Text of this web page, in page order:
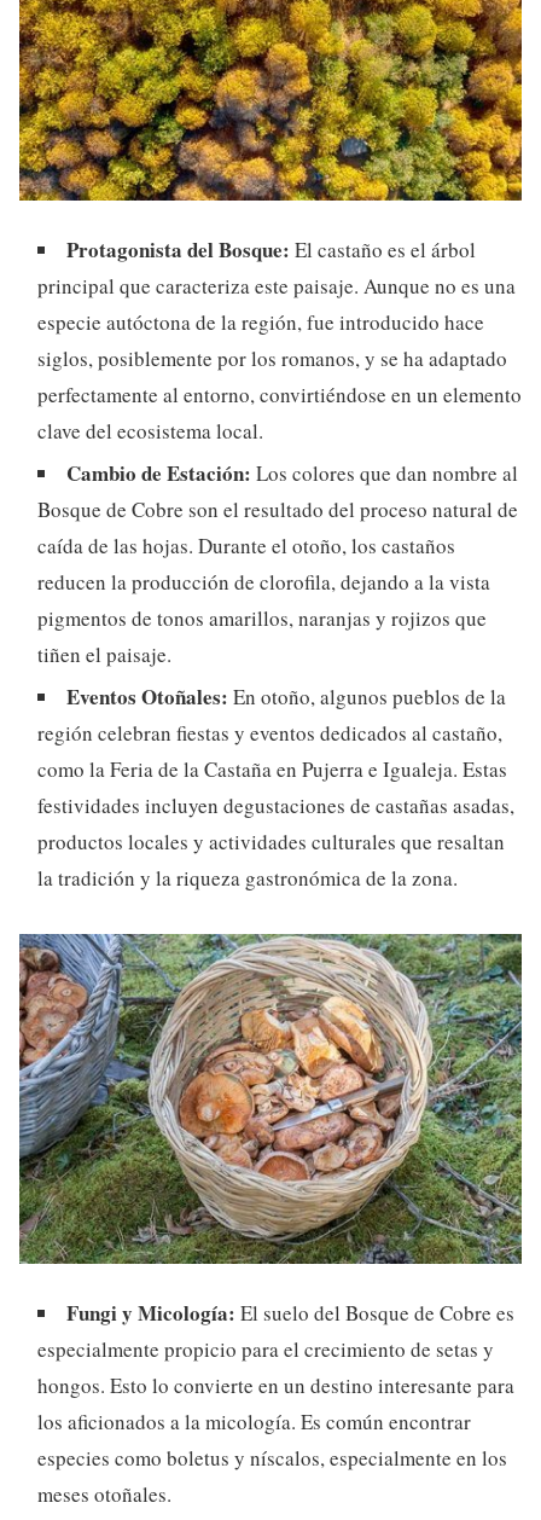
Protagonista del Bosque: El castaño es el árbol
principal que caracteriza este paisaje. Aunque no es una
especie autóctona de la región, fue introducido hace
siglos, posiblemente por los romanos, y se ha adaptado
perfectamente al entorno, convirtiéndose en un elemento
clave del ecosistema local.
Cambio de Estación: Los colores que dan nombre al
Bosque de Cobre son el resultado del proceso natural de
caída de las hojas. Durante el otoño, los castaños
reducen la producción de clorofila, dejando a la vista
pigmentos de tonos amarillos, naranjas y rojizos que
tiñen el paisaje.
Eventos Otoñales: En otoño, algunos pueblos de la
región celebran fiestas y eventos dedicados al castaño,
como la Feria de la Castaña en Pujerra e Igualeja. Estas
festividades incluyen degustaciones de castañas asadas,
productos locales y actividades culturales que resaltan
la tradición y la riqueza gastronómica de la zona.
Fungi y Micología: El suelo del Bosque de Cobre es
especialmente propicio para el crecimiento de setas y
hongos. Esto lo convierte en un destino interesante para
los aficionados a la micología. Es común encontrar
especies como boletus y níscalos, especialmente en los
meses otoñales.